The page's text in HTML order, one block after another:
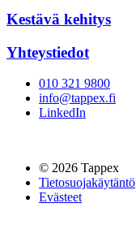
Kestävä kehitys
Yhteystiedot
010 321 9800
info@tappex.fi
LinkedIn
© 2026 Tappex
Tietosuojakäytäntö
Evästeet